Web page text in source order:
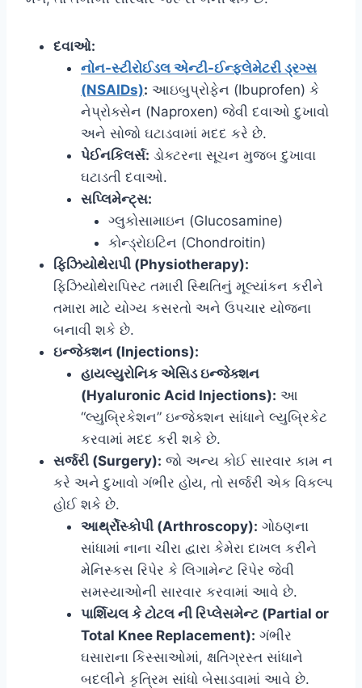
દવાઓ:
નોન-સ્ટીરોઈડલ એન્ટી-ઈન્ફ્લેમેટરી ડ્રગ્સ
(NSAIDs): આઇબુપ્રોફેન (Ibuprofen) કે
નેપ્રોક્સેન (Naproxen) જેવી દવાઓ દુખાવો
અને સોજો ઘટાડવામાં મદદ કરે છે.
પેઈનકિલર્સ: ડોક્ટરના સૂચન મુજબ દુખાવા
ઘટાડતી દવાઓ.
સપ્લિમેન્ટ્સ:
ગ્લુકોસામાઇન (Glucosamine)
કોન્ડ્રોઇટિન (Chondroitin)
ફિઝિયોથેરાપી (Physiotherapy):
ફિઝિયોથેરાપિસ્ટ તમારી સ્થિતિનું મૂલ્યાંકન કરીને
તમારા માટે યોગ્ય કસરતો અને ઉપચાર યોજના
બનાવી શકે છે.
ઇન્જેક્શન (Injections):
હાયલ્યુરોનિક એસિડ ઇન્જેક્શન
(Hyaluronic Acid Injections): આ
“લ્યુબ્રિકેશન” ઇન્જેક્શન સાંધાને લ્યુબ્રિકેટ
કરવામાં મદદ કરી શકે છે.
સર્જરી (Surgery): જો અન્ય કોઈ સારવાર કામ ન
કરે અને દુખાવો ગંભીર હોય, તો સર્જરી એક વિકલ્પ
હોઈ શકે છે.
આર્થ્રોસ્કોપી (Arthroscopy): ગોઠણના
સાંધામાં નાના ચીરા દ્વારા કેમેરા દાખલ કરીને
મેનિસ્કસ રિપેર કે લિગામેન્ટ રિપેર જેવી
સમસ્યાઓની સારવાર કરવામાં આવે છે.
પાર્શિયલ કે ટોટલ ની રિપ્લેસમેન્ટ (Partial or
Total Knee Replacement): ગંભીર
ઘસારાના કિસ્સાઓમાં, ક્ષતિગ્રસ્ત સાંધાને
બદલીને કૃત્રિમ સાંધો બેસાડવામાં આવે છે.